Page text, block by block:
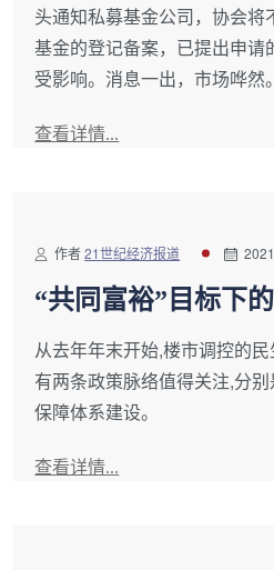
头通知私募基金公司，协会将
基金的登记备案，已提出申请
受影响。消息一出，市场哗然。
查看详情...
作者21世纪经济报道
“共同富裕”目标下
从去年年末开始,楼市调控的
有两条政策脉络值得关注,分
保障体系建设。
查看详情...